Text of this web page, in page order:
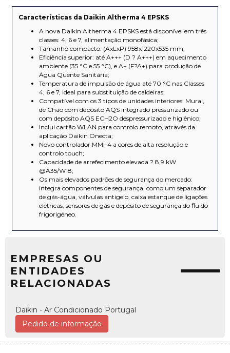
Características da Daikin Altherma 4 EPSKS
A nova Daikin Altherma 4 EPSKS está disponível em três
classes: 4, 6 e 7, alimentação monofásica;
Tamanho compacto: (AxLxP) 958x1220x535 mm;
Eficiência superior: até A+++ (D ? A+++) em aquecimento
ambiente (35 °C e 55 °C), e A+ (F?A+) para produção de
Água Quente Sanitária;
Temperatura de impulsão de água até 70 °C nas Classes
4, 6 e 7, ideal para substituição de caldeiras;
Compatível com os 3 tipos de unidades interiores: Mural,
de Chão com depósito AQS integrado pressurizado ou
com depósito AQS ECH2O despressurizado e higiênico;
Inclui cartão WLAN para controlo remoto, através da
aplicação Daikin Onecta;
Novo controlador MMI-4 a cores de alta resolução e
controlo touch;
Capacidade de arrefecimento elevada ? 8,9 kW
@A35/W18;
Os mais elevados padrões de segurança do mercado:
integra componentes de segurança, como um separador
de gás-água, válvulas antigelo, caixa estanque de ligações
elétricas, sensores de gás e depósito de segurança do fluido
frigorigéneo.
EMPRESAS OU
ENTIDADES
RELACIONADAS
Daikin - Ar Condicionado Portugal
Pedido de informação